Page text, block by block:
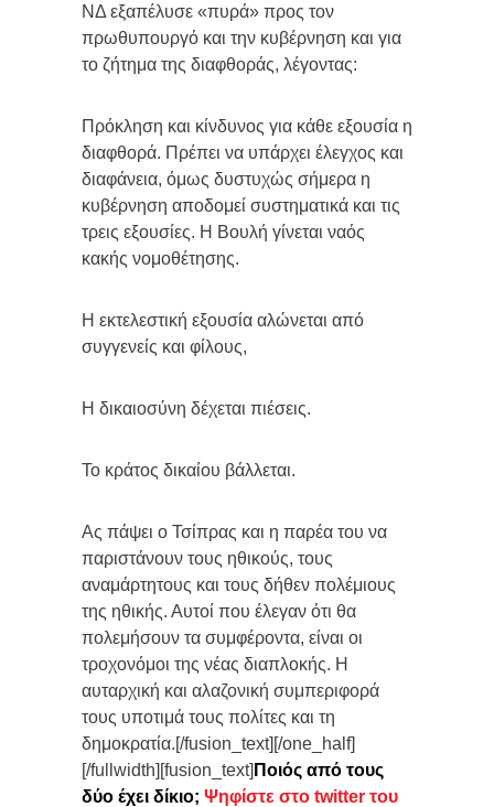
ΝΔ εξαπέλυσε «πυρά» προς τον
πρωθυπουργό και την κυβέρνηση και για
το ζήτημα της διαφθοράς, λέγοντας:
Πρόκληση και κίνδυνος για κάθε εξουσία η
διαφθορά. Πρέπει να υπάρχει έλεγχος και
διαφάνεια, όμως δυστυχώς σήμερα η
κυβέρνηση αποδομεί συστηματικά και τις
τρεις εξουσίες. Η Βουλή γίνεται ναός
κακής νομοθέτησης.
Η εκτελεστική εξουσία αλώνεται από
συγγενείς και φίλους,
Η δικαιοσύνη δέχεται πιέσεις.
Το κράτος δικαίου βάλλεται.
Ας πάψει ο Τσίπρας και η παρέα του να
παριστάνουν τους ηθικούς, τους
αναμάρτητους και τους δήθεν πολέμιους
της ηθικής. Αυτοί που έλεγαν ότι θα
πολεμήσουν τα συμφέροντα, είναι οι
τροχονόμοι της νέας διαπλοκής. Η
αυταρχική και αλαζονική συμπεριφορά
τους υποτιμά τους πολίτες και τη
δημοκρατία.[/fusion_text][/one_half]
[/fullwidth][fusion_text] Ποιός από τους
δύο έχει δίκιο; Ψηφίστε στο twitter του